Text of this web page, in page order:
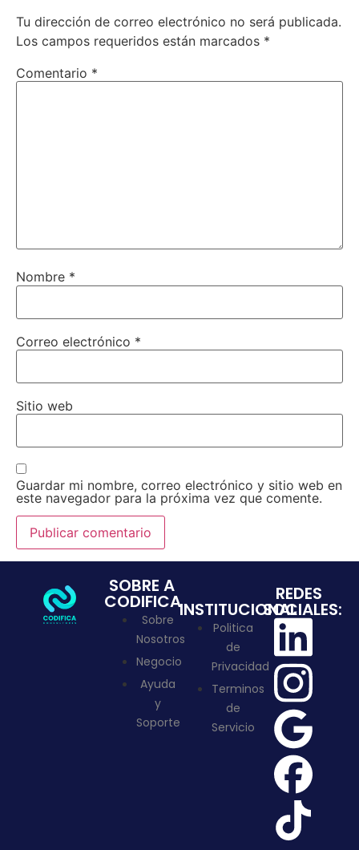
Tu dirección de correo electrónico no será publicada.
Los campos requeridos están marcados *
Comentario *
Nombre *
Correo electrónico *
Sitio web
Guardar mi nombre, correo electrónico y sitio web en
este navegador para la próxima vez que comente.
SOBRE A
CODIFICA
Sobre
Nosotros
Negocio
Ayuda
y
Soporte
INSTITUCIONAL
Politica
de
Privacidad
Terminos
de
Servicio
REDES
SOCIALES: